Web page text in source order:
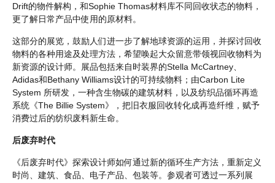
Drift的物件解构，和Sophie Thomas材料库不同回收状态的物料，
更了解日常产品中使用的原材料。
这部分的展览，鼓励人们进一步了解地球资源的运用，并探讨回收
物料的各种用途及处理方法，希望唤起大众留意带领视回收物料为
新资源的设计师。展品包括来自时装界的Stella McCartney、
Adidas和Bethany Williams设计的可持续物料；由Carbon Lite
System 所研发，一种含生物碳的建筑材料，以及纺织品循环再造
系统《The Billie System》，把旧衣服回收转化成再造纤维，赋予
消费过后的纺织废料新生命。
后废弃时代
《后废弃时代》探索设计师如何通过新的循环生产方法，重新定义
时尚、建筑、食品、电子产品、包装等。参观者可透过一系列展